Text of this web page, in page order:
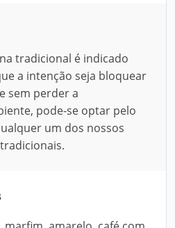
tradicional é indicado
a intenção seja bloquear
sem perder a
pode-se optar pelo
um dos nossos